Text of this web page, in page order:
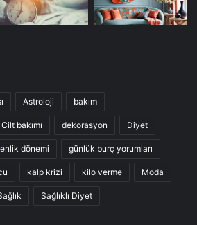
Astroloji bakım
Cilt bakımı dekorasyon Diyet
dönemi günlük burç yorumları
kalp krizi kilo verme Moda
Sağlıklı Diyet